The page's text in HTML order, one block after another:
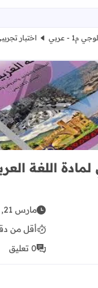
م1 - عربي
اختبار
اختبار
لمادة اللغة
مارس 21, 2020
أقل من
0 تعليق